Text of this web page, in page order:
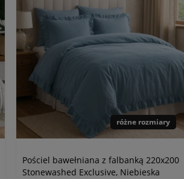
różne rozmiary
Pościel bawełniana z falbanką 220x200
Stonewashed Exclusive, Niebieska